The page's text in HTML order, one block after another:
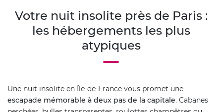
Votre nuit insolite près de Paris :
les hébergements les plus
atypiques
Une nuit insolite en Île-de-France vous promet une
escapade mémorable à deux pas de la capitale. Cabanes